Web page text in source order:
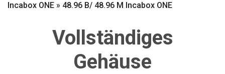
Incabox ONE » 48.96 B/ 48.96 M Incabox ONE
Vollständiges
Gehäuse